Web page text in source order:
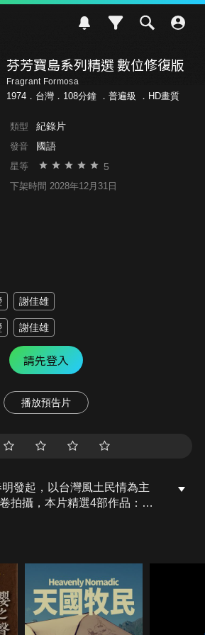
芬芳寶島系列精選 數位修復版
Fragrant Formosa
1974．台灣．108分鐘 ． 普遍級 ．HD畫質
類型 紀錄片
發音 國語
星等 5
下架時間 2028年12月31日
謝佳雄
謝佳雄
請先登入
播放預告片
發起，以台灣風土民情為主
拍攝，本片精選4部作品：
灣的社會風貌，並從中探究當
。